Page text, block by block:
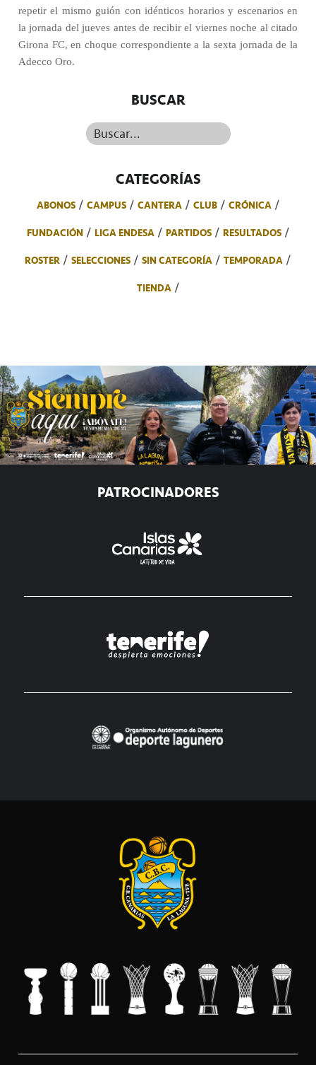
repetir el mismo guión con idénticos horarios y escenarios en
la jornada del jueves antes de recibir el viernes noche al citado
Girona FC, en choque correspondiente a la sexta jornada de la
Adecco Oro.
BUSCAR
Buscar...
CATEGORÍAS
ABONOS CAMPUS CANTERA CLUB
CRÓNICA
FUNDACIÓN
LIGA ENDESA PARTIDOS
RESULTADOS
ROSTER
SELECCIONES SIN CATEGORÍA
TEMPORADA
TIENDA
PATROCINADORES